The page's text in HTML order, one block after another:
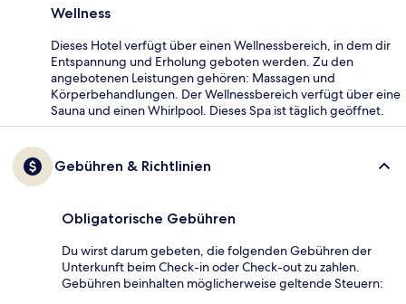
Wellness
Dieses Hotel verfügt über einen Wellnessbereich, in dem dir
Entspannung und Erholung geboten werden. Zu den
angebotenen Leistungen gehören: Massagen und
Körperbehandlungen. Der Wellnessbereich verfügt über eine
Sauna und einen Whirlpool. Dieses Spa ist täglich geöffnet.
Gebühren & Richtlinien
Obligatorische Gebühren
Du wirst darum gebeten, die folgenden Gebühren der
Unterkunft beim Check-in oder Check-out zu zahlen.
Gebühren beinhalten möglicherweise geltende Steuern: